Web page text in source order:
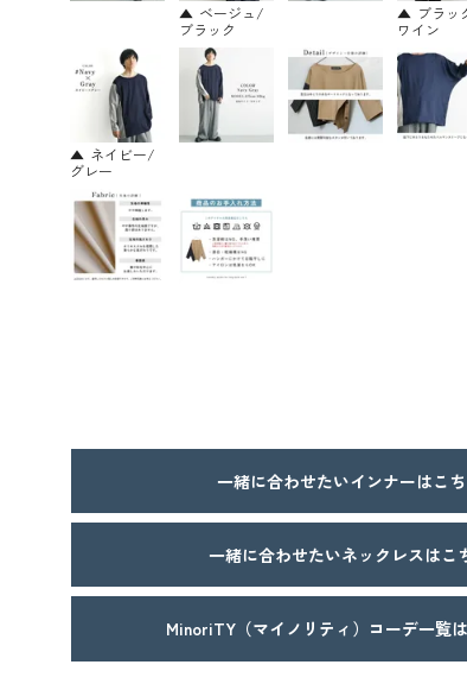
ベージュ/
ブラック
ブラッ
ワイン
ネイビー/
グレー
一緒に合わせたいインナーはこ
一緒に合わせたいネックレスはこ
MinoriTY（マイノリティ）コーデ一覧